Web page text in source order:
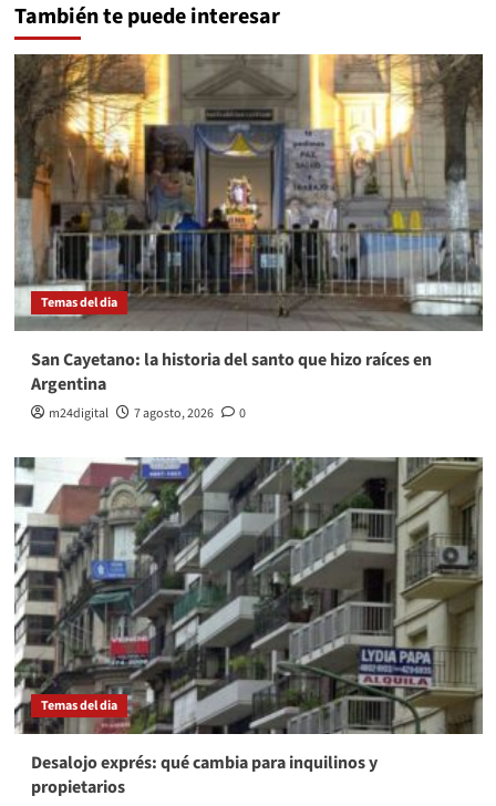
También te puede interesar
Temas del dia
San Cayetano: la historia del santo que hizo raíces en
Argentina
m24digital 7 agosto, 2026 0
Temas del dia
Desalojo exprés: qué cambia para inquilinos y
propietarios